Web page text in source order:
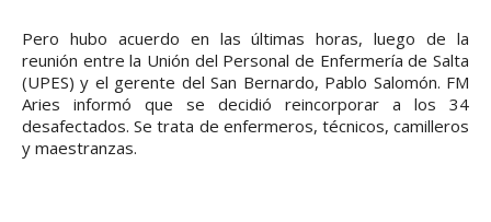
Pero hubo acuerdo en las últimas horas, luego de la
reunión entre la Unión del Personal de Enfermería de Salta
(UPES) y el gerente del San Bernardo, Pablo Salomón. FM
Aries informó que se decidió reincorporar a los 34
desafectados. Se trata de enfermeros, técnicos, camilleros
y maestranzas.